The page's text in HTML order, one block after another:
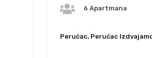
6 Apartmana
Perućac, Perućac